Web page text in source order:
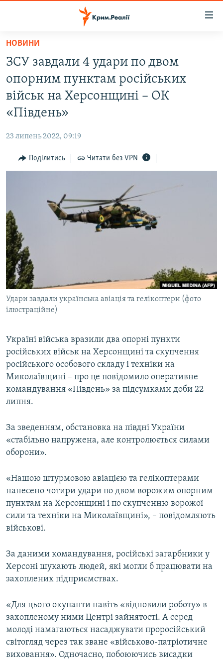
Перейти
основного
матеріалу
Перейти
до
основної
Перейти
пошуку
ВОДА.КРИМ
ВІДЕО ТА ФОТО
ПОЛІТИКА
ІНТЕРВ'Ю
СПЕЦПРОЕКТИ
ДЕПОРТАЦІЯ
ВІДЕОУРОКИ «ELIFBE»
СВІДЧЕННЯ ОКУПАЦІЇ
УКРАЇНСЬКА ПРОБЛЕМА КРИМУ
ІНФОГРАФІКА
ЯК ОБІЙТИ БЛОКУВАННЯ
Русский
Qırımtatar
ДОЛУЧАЙСЯ!
НОВИНИ
ЗСУ завдали 4 удари по двом
опорним пунктам російських
військ на Херсонщині – ОК
«Південь»
23 липень 2022, 09:19
Поділитись Читати без VPN
Удари завдали українська авіація та гелікоптери (фото
ілюстраційне)
Україні війська вразили два опорні пункти
російських військ на Херсонщині та скупчення
російського особового складу і техніки на
Миколаївщині – про це повідомило оперативне
командування «Південь» за підсумками доби 22
липня.
За зведенням, обстановка на півдні України
«стабільно напружена, але контролюється силами
оборони».
«Нашою штурмовою авіацією та гелікоптерами
нанесено чотири удари по двом ворожим опорним
пунктам на Херсонщині і по скупченню ворожої
сили та техніки на Миколаївщині», – повідомляють
військові.
За даними командування, російські загарбники у
Херсоні шукають людей, які могли б працювати на
захоплених підприємствах.
«Для цього окупанти навіть «відновили роботу» в
захопленому ними Центрі зайнятості. А серед
молоді намагаються насаджувати проросійський
світогляд через так зване «військово-патріотичне
виховання». Одночасно, побоюючись висадки